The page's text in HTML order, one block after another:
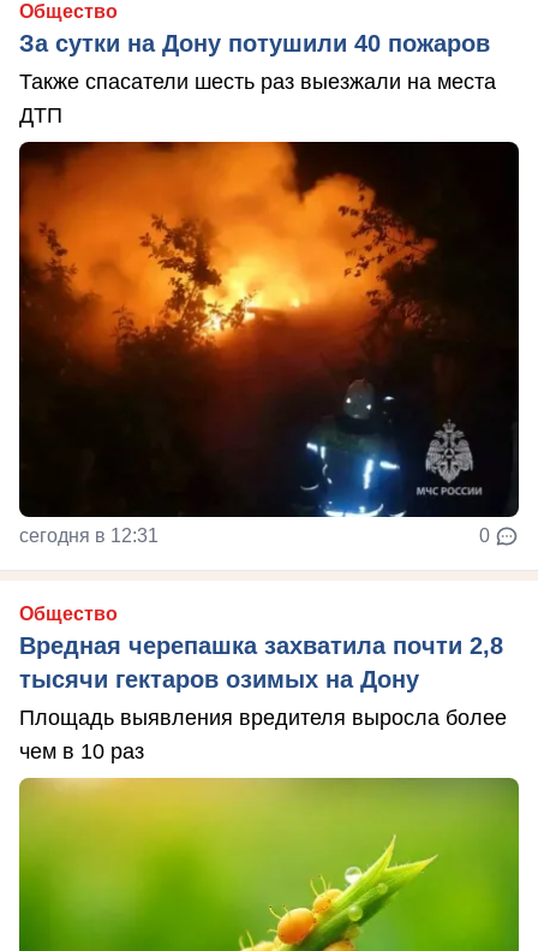
Общество
За сутки на Дону потушили 40 пожаров
Также спасатели шесть раз выезжали на места
ДТП
сегодня в 12:31 0
Общество
Вредная черепашка захватила почти 2,8
тысячи гектаров озимых на Дону
Площадь выявления вредителя выросла более
чем в 10 раз